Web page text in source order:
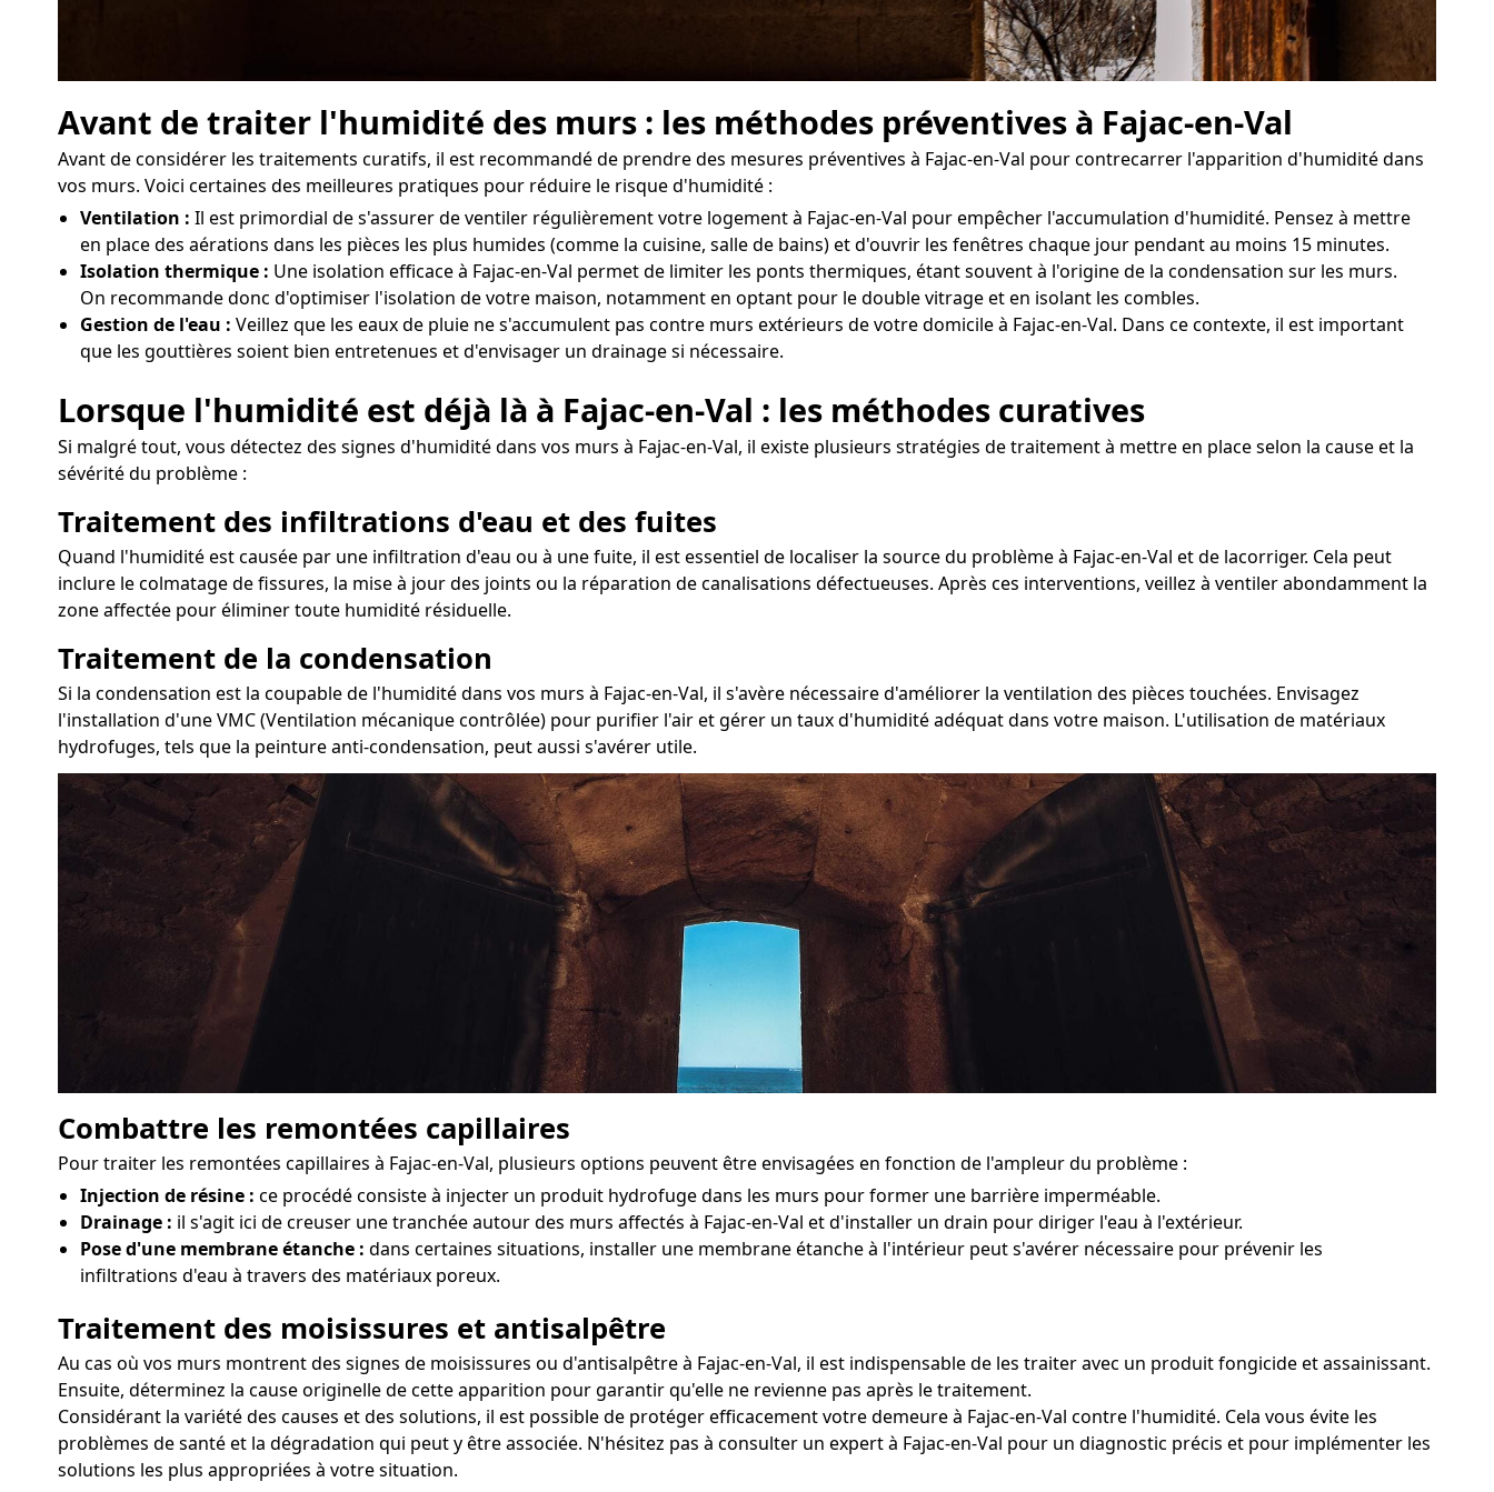
Avant de traiter l'humidité des murs : les méthodes préventives à Fajac-en-Val
Avant de considérer les traitements curatifs, il est recommandé de prendre des mesures préventives à Fajac-en-Val pour contrecarrer l'apparition d'humidité dans
vos murs. Voici certaines des meilleures pratiques pour réduire le risque d'humidité :
Ventilation : Il est primordial de s'assurer de ventiler régulièrement votre logement à Fajac-en-Val pour empêcher l'accumulation d'humidité. Pensez à mettre
en place des aérations dans les pièces les plus humides (comme la cuisine, salle de bains) et d'ouvrir les fenêtres chaque jour pendant au moins 15 minutes.
Isolation thermique : Une isolation efficace à Fajac-en-Val permet de limiter les ponts thermiques, étant souvent à l'origine de la condensation sur les murs.
On recommande donc d'optimiser l'isolation de votre maison, notamment en optant pour le double vitrage et en isolant les combles.
Gestion de l'eau : Veillez que les eaux de pluie ne s'accumulent pas contre murs extérieurs de votre domicile à Fajac-en-Val. Dans ce contexte, il est important
que les gouttières soient bien entretenues et d'envisager un drainage si nécessaire.
Lorsque l'humidité est déjà là à Fajac-en-Val : les méthodes curatives
Si malgré tout, vous détectez des signes d'humidité dans vos murs à Fajac-en-Val, il existe plusieurs stratégies de traitement à mettre en place selon la cause et la
sévérité du problème :
Traitement des infiltrations d'eau et des fuites
Quand l'humidité est causée par une infiltration d'eau ou à une fuite, il est essentiel de localiser la source du problème à Fajac-en-Val et de lacorriger. Cela peut
inclure le colmatage de fissures, la mise à jour des joints ou la réparation de canalisations défectueuses. Après ces interventions, veillez à ventiler abondamment la
zone affectée pour éliminer toute humidité résiduelle.
Traitement de la condensation
Si la condensation est la coupable de l'humidité dans vos murs à Fajac-en-Val, il s'avère nécessaire d'améliorer la ventilation des pièces touchées. Envisagez
l'installation d'une VMC (Ventilation mécanique contrôlée) pour purifier l'air et gérer un taux d'humidité adéquat dans votre maison. L'utilisation de matériaux
hydrofuges, tels que la peinture anti-condensation, peut aussi s'avérer utile.
Combattre les remontées capillaires
Pour traiter les remontées capillaires à Fajac-en-Val, plusieurs options peuvent être envisagées en fonction de l'ampleur du problème :
Injection de résine : ce procédé consiste à injecter un produit hydrofuge dans les murs pour former une barrière imperméable.
Drainage : il s'agit ici de creuser une tranchée autour des murs affectés à Fajac-en-Val et d'installer un drain pour diriger l'eau à l'extérieur.
Pose d'une membrane étanche : dans certaines situations, installer une membrane étanche à l'intérieur peut s'avérer nécessaire pour prévenir les
infiltrations d'eau à travers des matériaux poreux.
Traitement des moisissures et antisalpêtre
Au cas où vos murs montrent des signes de moisissures ou d'antisalpêtre à Fajac-en-Val, il est indispensable de les traiter avec un produit fongicide et assainissant.
Ensuite, déterminez la cause originelle de cette apparition pour garantir qu'elle ne revienne pas après le traitement.
Considérant la variété des causes et des solutions, il est possible de protéger efficacement votre demeure à Fajac-en-Val contre l'humidité. Cela vous évite les
problèmes de santé et la dégradation qui peut y être associée. N'hésitez pas à consulter un expert à Fajac-en-Val pour un diagnostic précis et pour implémenter les
solutions les plus appropriées à votre situation.